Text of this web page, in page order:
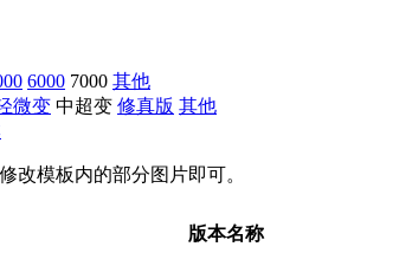
6000 7000 其他
微变 中超变 修真版 其他
改模板内的部分图片即可。
版本名称